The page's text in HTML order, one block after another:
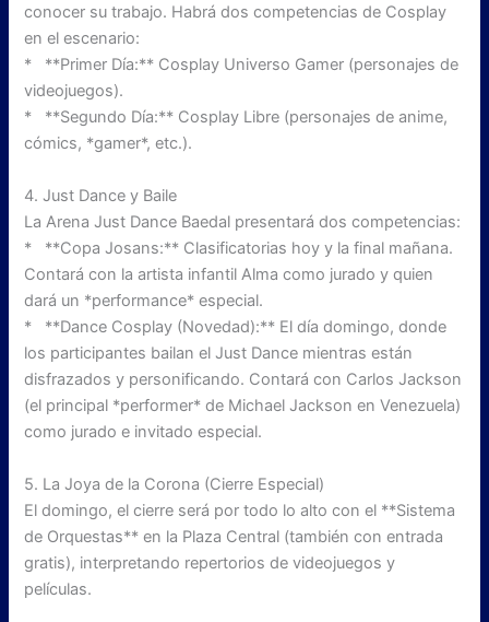
conocer su trabajo. Habrá dos competencias de Cosplay
en el escenario:
* **Primer Día:** Cosplay Universo Gamer (personajes de
videojuegos).
* **Segundo Día:** Cosplay Libre (personajes de anime,
cómics, *gamer*, etc.).
4. Just Dance y Baile
La Arena Just Dance Baedal presentará dos competencias:
* **Copa Josans:** Clasificatorias hoy y la final mañana.
Contará con la artista infantil Alma como jurado y quien
dará un *performance* especial.
* **Dance Cosplay (Novedad):** El día domingo, donde
los participantes bailan el Just Dance mientras están
disfrazados y personificando. Contará con Carlos Jackson
(el principal *performer* de Michael Jackson en Venezuela)
como jurado e invitado especial.
5. La Joya de la Corona (Cierre Especial)
El domingo, el cierre será por todo lo alto con el **Sistema
de Orquestas** en la Plaza Central (también con entrada
gratis), interpretando repertorios de videojuegos y
películas.